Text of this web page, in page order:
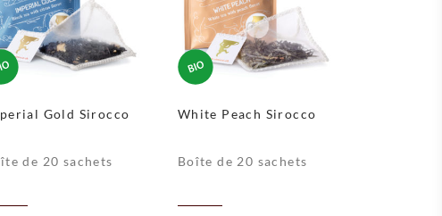
Gold Sirocco
de 20 sachets
White Peach Sirocco
Boîte de 20 sachets